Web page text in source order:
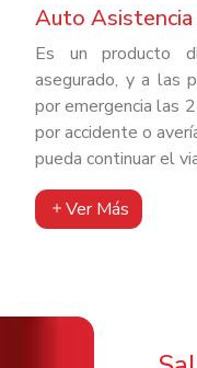
Auto
Es un producto
asegurado, y a las
por emergencia las
por accidente o
pueda continuar el
Ver Más